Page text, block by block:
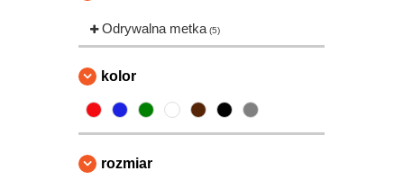
Odrywalna metka (5)
kolor
rozmiar